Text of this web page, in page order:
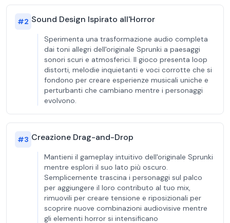
#2 Sound Design Ispirato all'Horror
Sperimenta una trasformazione audio completa
dai toni allegri dell'originale Sprunki a paesaggi
sonori scuri e atmosferici. Il gioco presenta loop
distorti, melodie inquietanti e voci corrotte che si
fondono per creare esperienze musicali uniche e
perturbanti che cambiano mentre i personaggi
evolvono.
#3 Creazione Drag-and-Drop
Mantieni il gameplay intuitivo dell'originale Sprunki
mentre esplori il suo lato più oscuro.
Semplicemente trascina i personaggi sul palco
per aggiungere il loro contributo al tuo mix,
rimuovili per creare tensione e riposizionali per
scoprire nuove combinazioni audiovisive mentre
gli elementi horror si intensificano